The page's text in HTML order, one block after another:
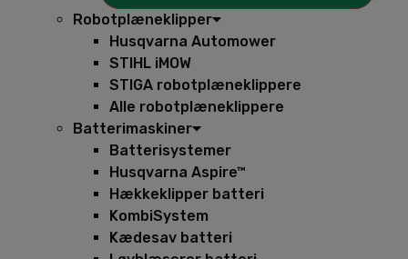
Robotplæneklipper
Husqvarna Automower
STIHL iMOW
STIGA robotplæneklippere
Alle robotplæneklippere
Batterimaskiner
Batterisystemer
Husqvarna Aspire™
Hækkeklipper batteri
KombiSystem
Kædesav batteri